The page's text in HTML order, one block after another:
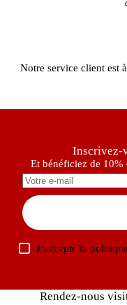
Notre service client est
Inscrivez-
Et bénéficiez de 10%
J’accepte la
Rendez-nous